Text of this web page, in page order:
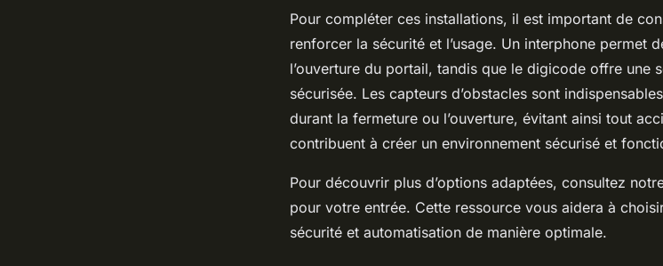
Pour compléter ces installations, il est important de
renforcer la sécurité et l’usage. Un interphone permet
l’ouverture du portail, tandis que le digicode offre une
sécurisée. Les capteurs d’obstacles sont
durant la fermeture ou l’ouverture, évitant ainsi tout
contribuent à créer un environnement sécurisé et
Pour découvrir plus d’options adaptées, consultez
pour votre entrée. Cette ressource vous aidera à
sécurité et automatisation de manière optimale.